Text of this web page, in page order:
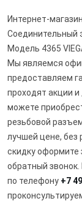
Интернет-
Соединительный
Модель 4365
Мы являемся
предоставляем
проходят акции
можете
резьбовой
лучшей цене, без
скидку оформите
обратный
по телефону +7